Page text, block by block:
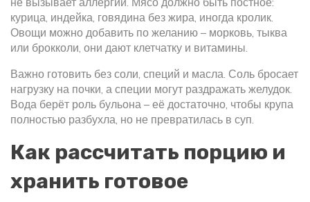
курица, индейка, говядина без жира, иногда кролик.
Овощи можно добавить по желанию – морковь, тыква
или брокколи, они дают клетчатку и витамины.
Важно готовить без соли, специй и масла. Соль бросает
нагрузку на почки, а специи могут раздражать желудок.
Вода берёт роль бульона – её достаточно, чтобы крупа
полностью разбухла, но не превратилась в суп.
Как рассчитать порцию и
хранить готовое